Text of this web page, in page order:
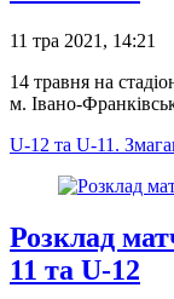
11 тра 2021, 14:21
14 травня на
м. Івано-
U-12 та U-11.
Розклад
11 та U-12